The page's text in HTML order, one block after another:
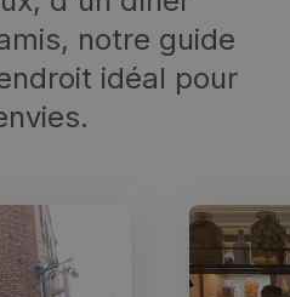
notre guide
idéal pour